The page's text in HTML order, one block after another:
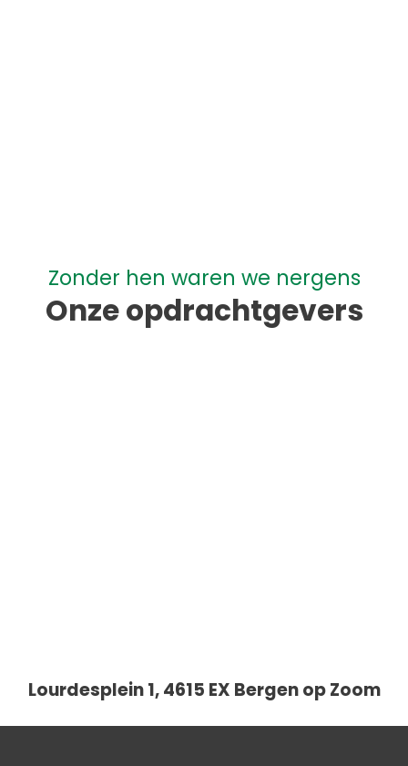
Zonder hen waren we nergens
Onze opdrachtgevers
Lourdesplein 1, 4615 EX Bergen op Zoom